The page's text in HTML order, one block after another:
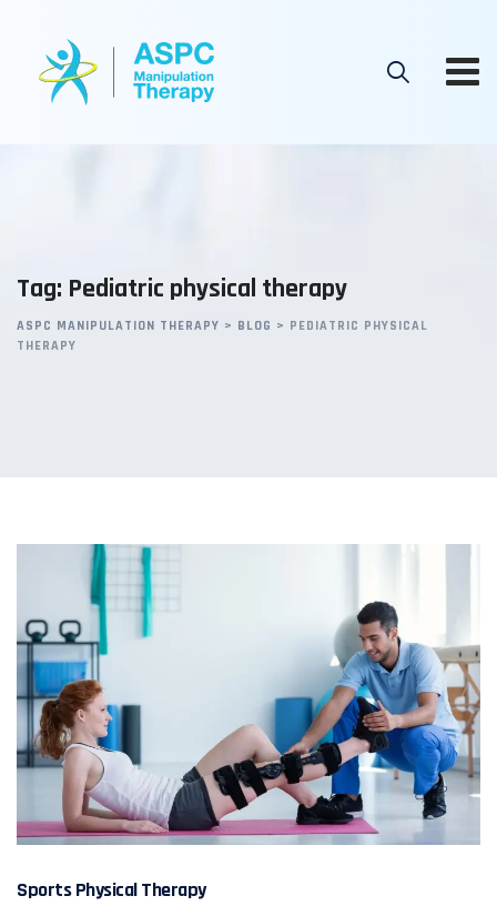
content
Tag: Pediatric physical therapy
ASPC MANIPULATION THERAPY > BLOG > PEDIATRIC PHYSICAL
THERAPY
Sports Physical Therapy